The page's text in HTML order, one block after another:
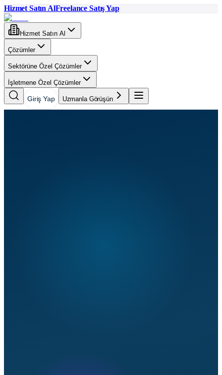
Hizmet Satın AlFreelance Satış Yap
Hizmet Satın Al
Çözümler
Sektörüne Özel Çözümler
İşletmene Özel Çözümler
Giriş Yap Uzmanla Görüşün